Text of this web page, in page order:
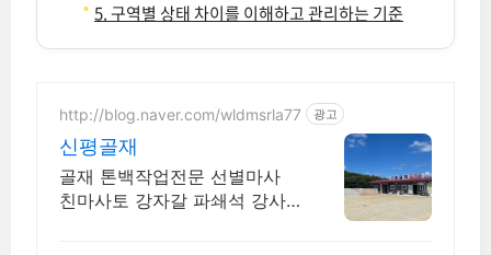
5. 구역별 상태 차이를 이해하고 관리하는 기준
http://blog.naver.com/wldmsrla77 광고
신평골재
골재 톤백작업전문 선별마사
친마사토 강자갈 파쇄석 강사